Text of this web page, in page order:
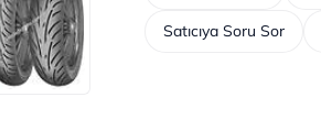
Satıcıya Soru Sor